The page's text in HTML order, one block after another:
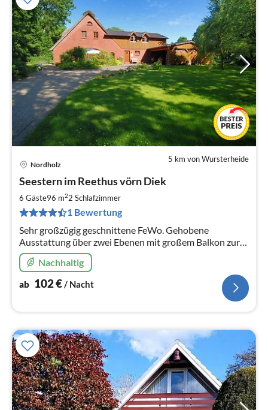
5 km von Wursterheide
Nordholz
Seestern im Reethus vörn Diek
6 Gäste96 m22 Schlafzimmer
1 Bewertung
Sehr großzügig geschnittene FeWo. Gehobene
Ausstattung über zwei Ebenen mit großem Balkon zur
Südseite und freiem Blick über Wiesen und Felder.
Nachhaltig
ab 102€/ Nacht